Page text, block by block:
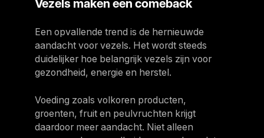
Vezels maken een comeback
Een opvallende trend is de hernieuwde
aandacht voor vezels. Het wordt steeds
duidelijker hoe belangrijk vezels zijn voor
gezondheid, energie en herstel.
Voeding zoals volkoren producten,
groenten, fruit en peulvruchten krijgt
daardoor meer aandacht. Niet alleen